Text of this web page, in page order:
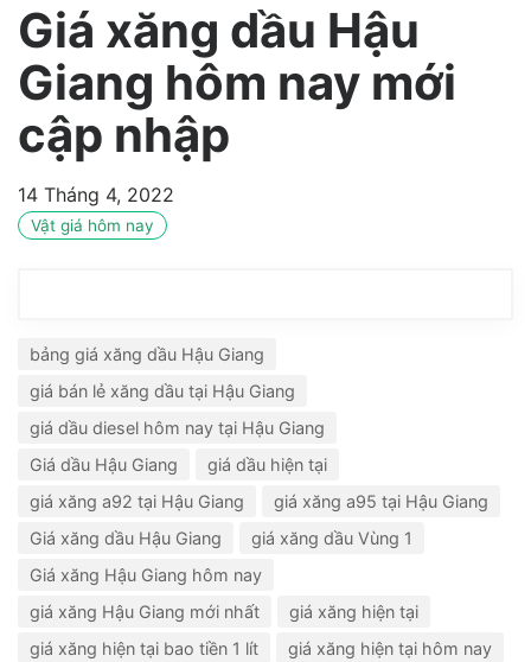
Giá xăng dầu Hậu
Giang hôm nay mới
cập nhập
14 Tháng 4, 2022
Vật giá hôm nay
bảng giá xăng dầu Hậu Giang
giá bán lẻ xăng dầu tại Hậu Giang
giá dầu diesel hôm nay tại Hậu Giang
Giá dầu Hậu Giang
giá dầu hiện tại
giá xăng a92 tại Hậu Giang
giá xăng a95 tại Hậu Giang
Giá xăng dầu Hậu Giang
giá xăng dầu Vùng 1
Giá xăng Hậu Giang hôm nay
giá xăng Hậu Giang mới nhất
giá xăng hiện tại
giá xăng hiện tại bao tiền 1 lít
giá xăng hiện tại hôm nay